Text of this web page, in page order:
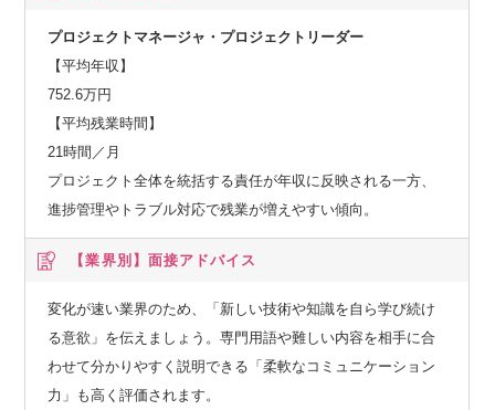
プロジェクトマネージャ・プロジェクトリーダー
【平均年収】
752.6万円
【平均残業時間】
21時間／月
プロジェクト全体を統括する責任が年収に反映される一方、
進捗管理やトラブル対応で残業が増えやすい傾向。
【業界別】 面接アドバイス
変化が速い業界のため、「新しい技術や知識を自ら学び続け
る意欲」を伝えましょう。専門用語や難しい内容を相手に合
わせて分かりやすく説明できる「柔軟なコミュニケーション
力」も高く評価されます。